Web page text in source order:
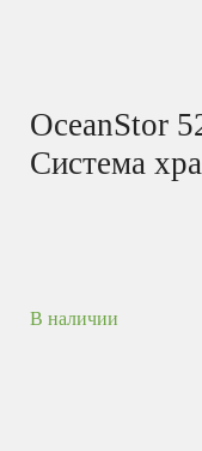
OceanStor
Система
В наличии